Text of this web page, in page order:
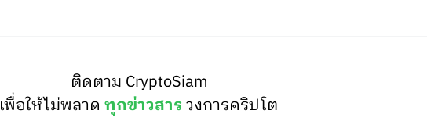
ติดตาม CryptoSiam
เพื่อให้ไม่พลาดทุกข่าวสารวงการคริปโต